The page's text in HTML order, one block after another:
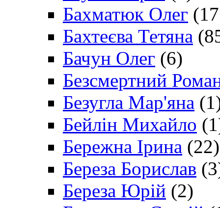
Бахматюк Олег
Бахтеєва Тетяна
Бачун Олег (6)
Безсмертний
Безугла Мар'яна
Бейлін Михайло
Бережна Ірина (22)
Береза Борислав
Береза Юрій (2)